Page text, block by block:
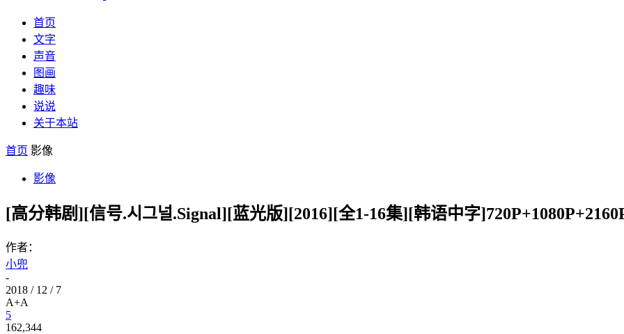
首页
文字
声音
图画
趣味
说说
关于本站
首页 影像
影像
[高分韩剧][信号.시그널.Signal][蓝光版][2016][全1-16集][韩语中字
作者：
小兜
-
2018 / 12 / 7
A+A
5
162,344